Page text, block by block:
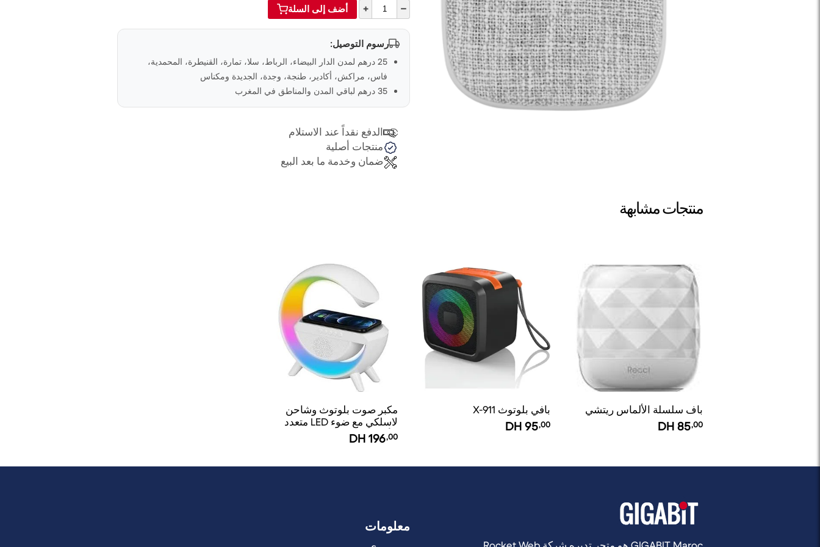
–
+ أضف إلى السلة
رسوم التوصيل:
25 درهم لمدن الدار البيضاء، الرباط، سلا، تمارة، القنيطرة، المحمدية،
فاس، مراكش، أكادير، طنجة، وجدة، الجديدة ومكناس
35 درهم لباقي المدن والمناطق في المغرب
الدفع نقداً عند الاستلام
منتجات أصلية
ضمان وخدمة ما بعد البيع
منتجات مشابهة
باف سلسلة الألماس ريتشي
85,00
بافي بلوتوث X-911
95,00
مكبر صوت بلوتوث وشاحن
لاسلكي مع ضوء LED متعدد
الألوان
196,00
معلومات